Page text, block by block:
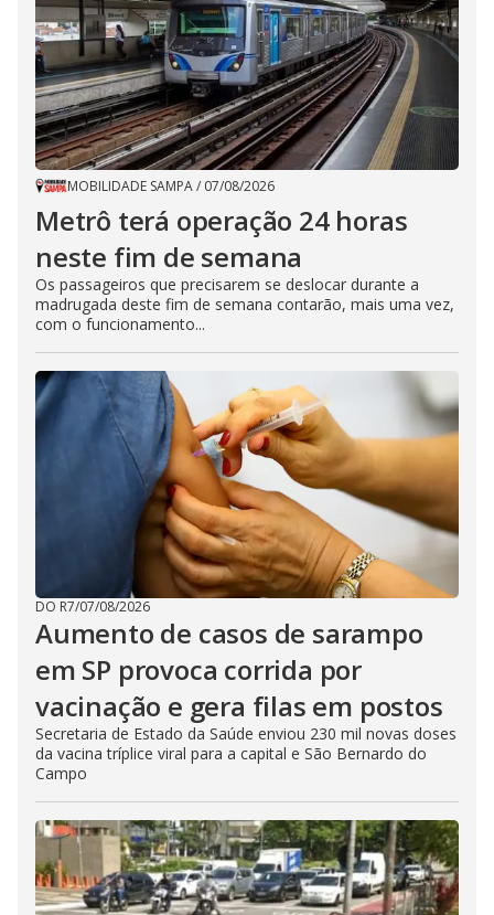
MOBILIDADE SAMPA/ 07/08/2026
Metrô terá operação 24 horas
neste fim de semana
Os passageiros que precisarem se deslocar durante a
madrugada deste fim de semana contarão, mais uma vez,
com o funcionamento...
DO R7/07/08/2026
Aumento de casos de sarampo
em SP provoca corrida por
vacinação e gera filas em postos
Secretaria de Estado da Saúde enviou 230 mil novas doses
da vacina tríplice viral para a capital e São Bernardo do
Campo